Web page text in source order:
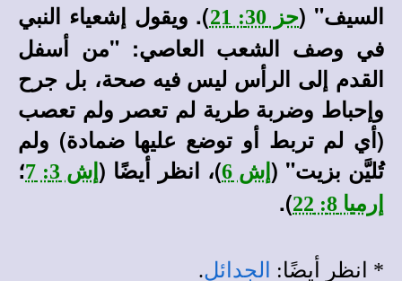
السيف" (حز 30: 21
). ويقول إشعياء النبي
في وصف الشعب العاصي: "من أسفل
القدم إلى الرأس ليس فيه صحة، بل جرح
وإحباط وضربة طرية لم تعصر ولم تعصب
(أي لم تربط أو توضع عليها ضمادة) ولم
تُليَّن بزيت" ( إش 6 )، انظر أيضًا ( إش 3: 7 ؛
إرميا 8: 22 ).
* انظر أيضًا: الجدائل.